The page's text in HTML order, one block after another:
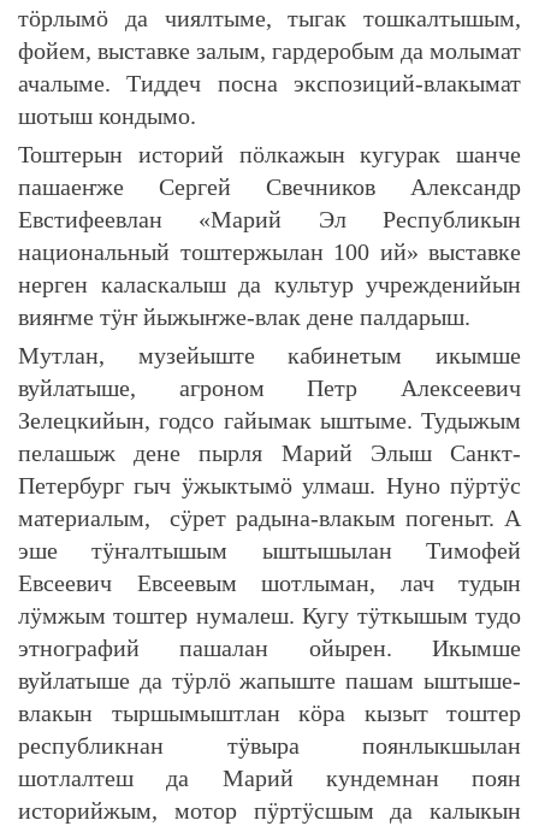
тӧрлымӧ да чиялтыме, тыгак тошкалтышым,
фойем, выставке залым, гардеробым да молымат
ачалыме. Тиддеч посна экспозиций-влакымат
шотыш кондымо.
Тоштерын историй пӧлкажын кугурак шанче
пашаеҥже Сергей Свечников Александр
Евстифеевлан «Марий Эл Республикын
национальный тоштержылан 100 ий» выставке
нерген каласкалыш да культур учрежденийын
вияҥме тӱҥ йыжыҥже-влак дене палдарыш.
Мутлан, музейыште кабинетым икымше
вуйлатыше, агроном Петр Алексеевич
Зелецкийын, годсо гайымак ыштыме. Тудыжым
пелашыж дене пырля Марий Элыш Санкт-
Петербург гыч ӱжыктымӧ улмаш. Нуно пӱртӱс
материалым, сӱрет радына-влакым погеныт. А
эше тӱҥалтышым ыштышылан Тимофей
Евсеевич Евсеевым шотлыман, лач тудын
лӱмжым тоштер нумалеш. Кугу тӱткышым тудо
этнографий пашалан ойырен. Икымше
вуйлатыше да тӱрлӧ жапыште пашам ыштыше-
влакын тыршымыштлан кӧра кызыт тоштер
республикнан тӱвыра поянлыкшылан
шотлалтеш да Марий кундемнан поян
историйжым, мотор пӱртӱсшым да калыкын